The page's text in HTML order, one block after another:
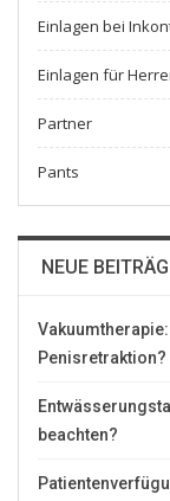
Einlagen bei
Einlagen für
Partner
Pants
NEUE
Penisretraktion?
beachten?